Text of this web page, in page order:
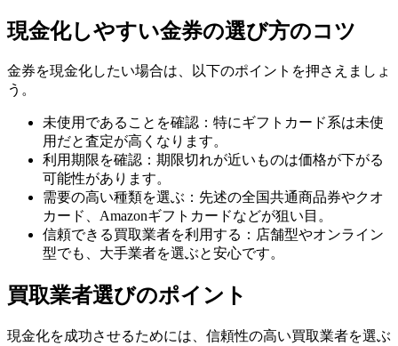
現金化しやすい金券の選び方のコツ
金券を現金化したい場合は、以下のポイントを押さえましょ
う。
未使用であることを確認：特にギフトカード系は未使
用だと査定が高くなります。
利用期限を確認：期限切れが近いものは価格が下がる
可能性があります。
需要の高い種類を選ぶ：先述の全国共通商品券やクオ
カード、Amazonギフトカードなどが狙い目。
信頼できる買取業者を利用する：店舗型やオンライン
型でも、大手業者を選ぶと安心です。
買取業者選びのポイント
現金化を成功させるためには、信頼性の高い買取業者を選ぶ